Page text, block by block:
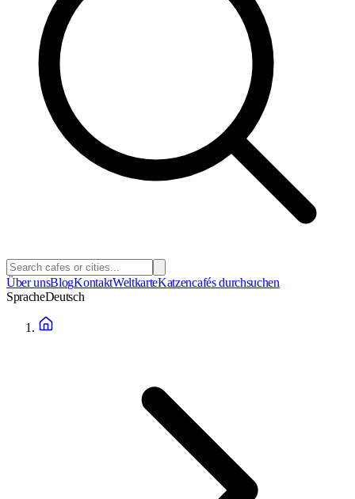
Über unsBlogKontaktWeltkarteKatzencafés durchsuchen
SpracheDeutsch